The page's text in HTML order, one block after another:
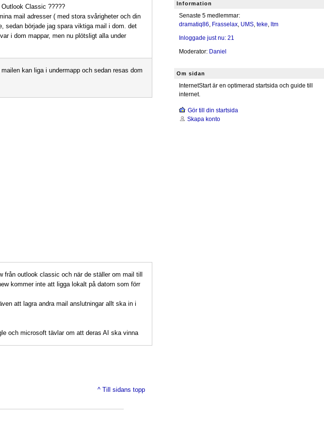
Classic ?????
mail adresser ( med stora svårigheter och din
sedan började jag spara viktiga mail i dom. det
i dom mappar, men nu plötsligt alla under
kan liga i undermapp och sedan resas dom
outlook classic och när de ställer om mail till
kommer inte att ligga lokalt på datorn som förr
att lagra andra mail anslutningar allt ska in i
och microsoft tävlar om att deras AI ska vinna
^ Till sidans topp
Information
Senaste 5 medlemmar:
dramatiq86, Frasselax, UMS, teke, ltm
Inloggade just nu: 21
Moderator: Daniel
Om sidan
InternetStart är en optimerad startsida och guide till
internet.
Gör till din startsida
Skapa konto